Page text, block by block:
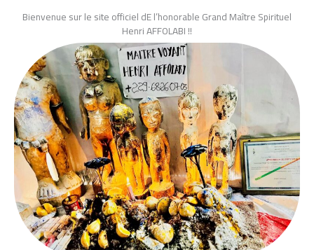
Bienvenue sur le site officiel dE l’honorable Grand Maître Spirituel
Henri AFFOLABI !!